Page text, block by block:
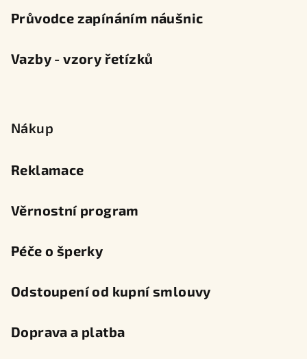
Průvodce zapínáním náušnic
Vazby - vzory řetízků
Nákup
Reklamace
Věrnostní program
Péče o šperky
Odstoupení od kupní smlouvy
Doprava a platba